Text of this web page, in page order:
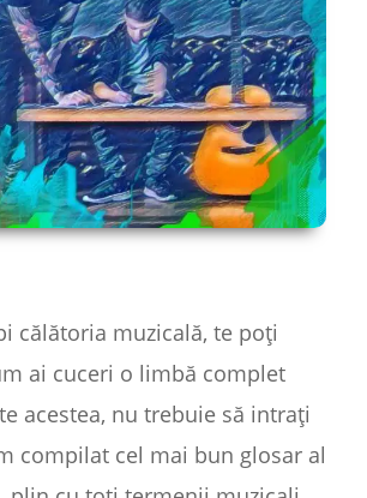
călătoria muzicală, te poți
ai cuceri o limbă complet
acestea, nu trebuie să intrați
compilat cel mai bun glosar al